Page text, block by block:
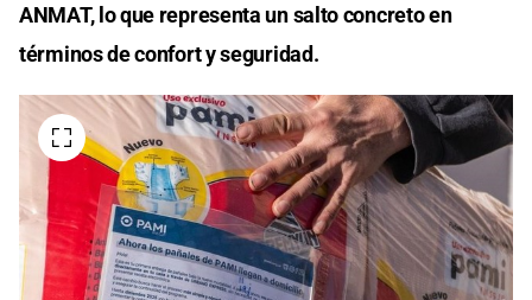
ANMAT, lo que representa un salto concreto en
términos de confort y seguridad.